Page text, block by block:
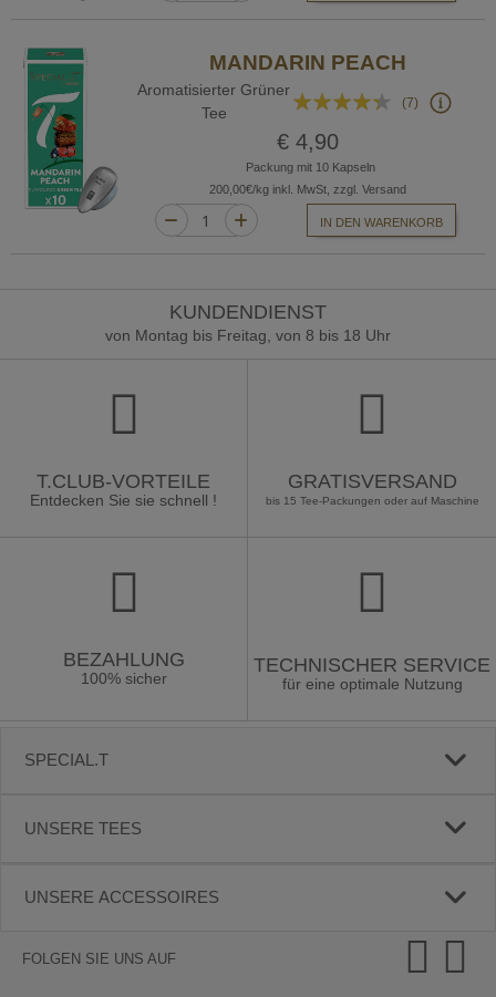
MANDARIN PEACH
Aromatisierter Grüner
Tee
Bewertung:
(7)
€ 4,90
Packung mit 10 Kapseln
200,00€/kg inkl. MwSt, zzgl. Versand
IN DEN WARENKORB
KUNDENDIENST
von Montag bis Freitag, von 8 bis 18 Uhr
T.CLUB-VORTEILE
Entdecken Sie sie schnell !
GRATISVERSAND
bis 15 Tee-Packungen oder auf Maschine
BEZAHLUNG
100% sicher
TECHNISCHER SERVICE
für eine optimale Nutzung
SPECIAL.T
UNSERE TEES
UNSERE ACCESSOIRES
FOLGEN SIE UNS AUF